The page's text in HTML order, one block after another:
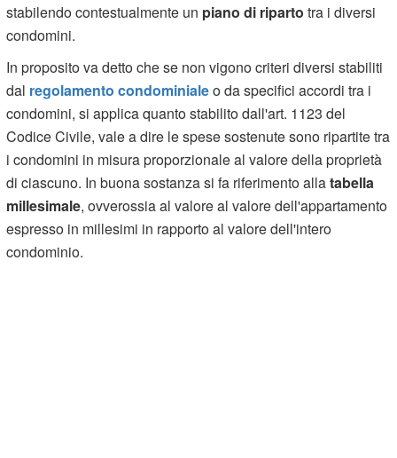
stabilendo contestualmente un piano di riparto tra i diversi
condomini.
In proposito va detto che se non vigono criteri diversi stabiliti
dal regolamento condominialeo da specifici accordi tra i
condomini, si applica quanto stabilito dall'art. 1123 del
Codice Civile, vale a dire le spese sostenute sono ripartite tra
i condomini in misura proporzionale al valore della proprietà
di ciascuno. In buona sostanza si fa riferimento allatabella
millesimale, ovverossia al valore al valore dell'appartamento
espresso in millesimi in rapporto al valore dell'intero
condominio.